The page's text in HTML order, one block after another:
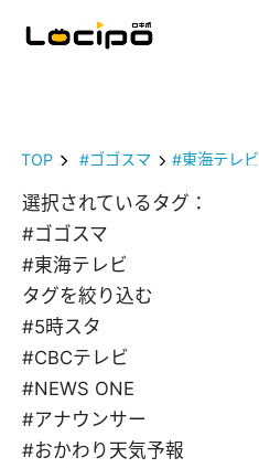
TOP #ゴゴスマ #東海テレビ
選択されているタグ：
#ゴゴスマ
#東海テレビ
タグを絞り込む
#5時スタ
#CBCテレビ
#NEWS ONE
#アナウンサー
#おかわり天気予報